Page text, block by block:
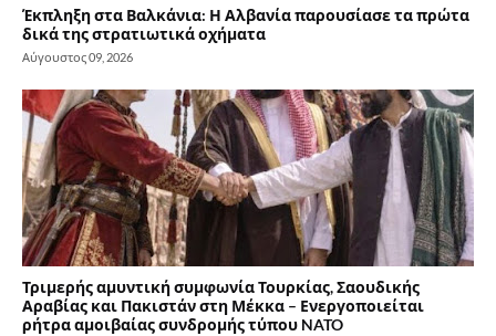
Έκπληξη στα Βαλκάνια: Η Αλβανία παρουσίασε τα πρώτα
δικά της στρατιωτικά οχήματα
Αύγουστος 09, 2026
Τριμερής αμυντική συμφωνία Τουρκίας, Σαουδικής
Αραβίας και Πακιστάν στη Μέκκα – Ενεργοποιείται
ρήτρα αμοιβαίας συνδρομής τύπου NATO